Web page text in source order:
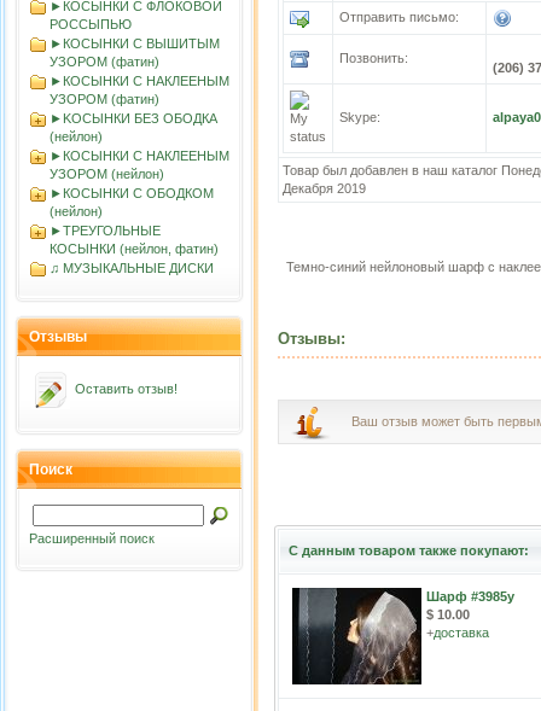
►КОСЫНКИ С ФЛОКОВОЙ
РОССЫПЬЮ
►КОСЫНКИ С ВЫШИТЫМ
УЗОРОМ (фатин)
►КОСЫНКИ С НАКЛЕЕНЫМ
УЗОРОМ (фатин)
►KOСЫНКИ БЕЗ ОБОДКА
(нейлон)
►КОСЫНКИ С НАКЛЕЕНЫМ
УЗОРОМ (нейлон)
►КОСЫНКИ С ОБОДКОМ
(нейлон)
►ТРЕУГОЛЬНЫЕ
КОСЫНКИ (нейлон, фатин)
♫ МУЗЫКАЛЬНЫЕ ДИСКИ
Отзывы
Оставить отзыв!
Поиск
Расширенный поиск
Отправить письмо:
Позвонить:
(206)
Skype:
Товар был добавлен в наш каталог
Декабря 2019
Темно-синий нейлоновый шарф с
Отзывы:
Ваш отзыв может быть
С данным товаром также покупают:
Шарф #3985у
$ 10.00
+доставка